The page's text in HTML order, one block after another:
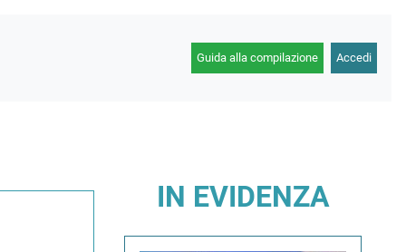
Guida alla compilazione Accedi
IN EVIDENZA